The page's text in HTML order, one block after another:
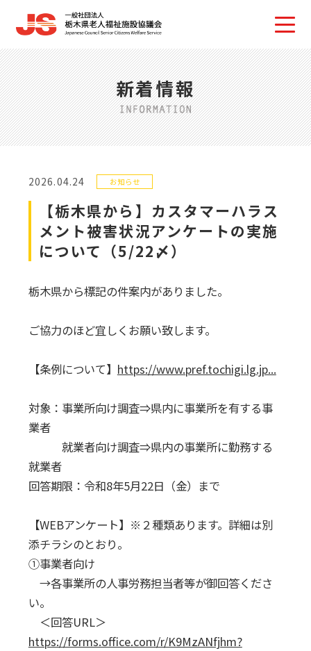
新着情報
2026.04.24 お知らせ
【栃木県から】カスタマーハラス
メント被害状況アンケートの実施
について（5/22〆）
栃木県から標記の件案内がありました。
ご協力のほど宜しくお願い致します。
【条例について】 https://www.pref.tochigi.lg.jp...
対象：事業所向け調査⇒県内に事業所を有する事
業者
就業者向け調査⇒県内の事業所に勤務する
就業者
回答期限：令和8年5月22日（金）まで
【WEBアンケート】※２種類あります。詳細は別
添チラシのとおり。
①事業者向け
→各事業所の人事労務担当者等が御回答くださ
い。
＜回答URL＞
https://forms.office.com/r/K9MzANfjhm?